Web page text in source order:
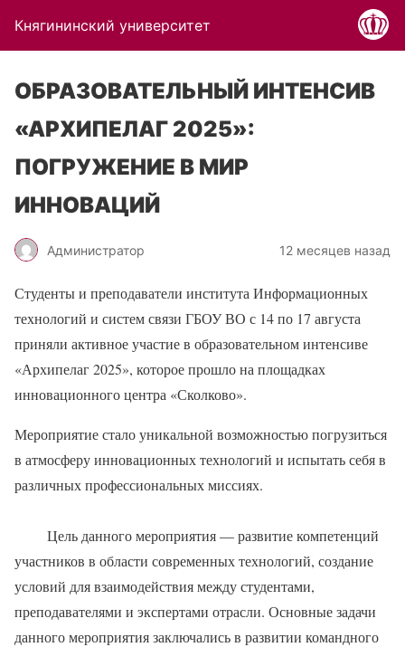
Княгининский университет
ОБРАЗОВАТЕЛЬНЫЙ ИНТЕНСИВ
«АРХИПЕЛАГ 2025»:
ПОГРУЖЕНИЕ В МИР
ИННОВАЦИЙ
Администратор 12 месяцев назад
Студенты и преподаватели института Информационных
технологий и систем связи ГБОУ ВО с 14 по 17 августа
приняли активное участие в образовательном интенсиве
«Архипелаг 2025», которое прошло на площадках
инновационного центра «Сколково».
Мероприятие стало уникальной возможностью погрузиться
в атмосферу инновационных технологий и испытать себя в
различных профессиональных миссиях.
Цель данного мероприятия — развитие компетенций
участников в области современных технологий, создание
условий для взаимодействия между студентами,
преподавателями и экспертами отрасли. Основные задачи
данного мероприятия заключались в развитии командного